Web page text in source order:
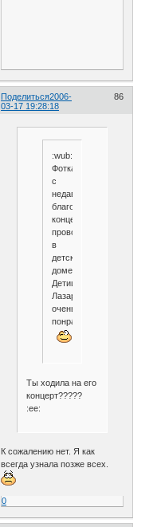
Поделиться 86
2006-
03-17 19:28:18
:wub:
Фотка
с
недавнего
благотворительного
концерта,
проводящегося
в
детском
доме.
Детишкам
Лазарев
очень
понравится.
Ты ходила на его
концерт?????
:ee:
К сожалению нет. Я как
всегда узнала позже всех.
0